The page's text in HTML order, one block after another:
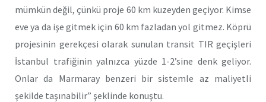
mümkün değil, çünkü proje 60 km kuzeyden geçiyor. Kimse
eve ya da işe gitmek için 60 km fazladan yol gitmez. Köprü
projesinin gerekçesi olarak sunulan transit TIR geçişleri
İstanbul trafiğinin yalnızca yüzde 1-2’sine denk geliyor.
Onlar da Marmaray benzeri bir sistemle az maliyetli
şekilde taşınabilir” şeklinde konuştu.